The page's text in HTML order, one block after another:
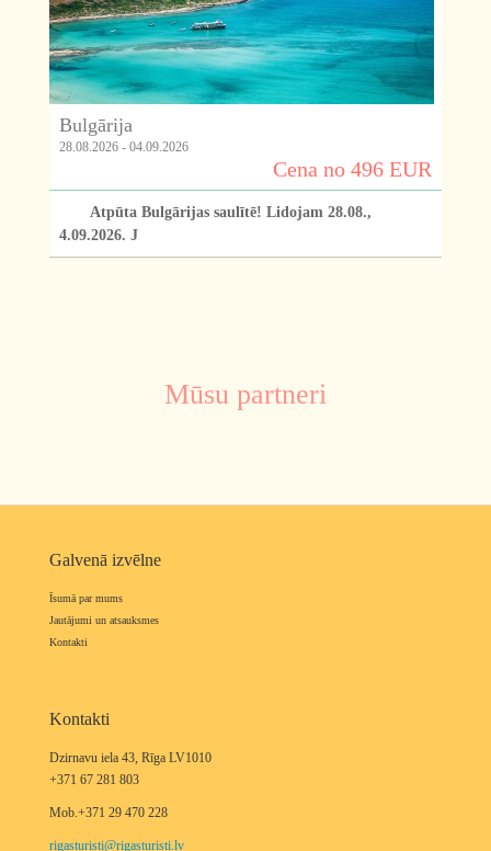
Bulgārija
28.08.2026 - 04.09.2026
Cena no 496 EUR
Atpūta Bulgārijas saulītē! Lidojam 28.08.,
4.09.2026. J
Mūsu partneri
Galvenā izvēlne
Īsumā par mums
Jautājumi un atsauksmes
Kontakti
Kontakti
Dzirnavu iela 43, Rīga LV1010
+371 67 281 803
Mob.+371 29 470 228
rigasturisti@rigasturisti.lv